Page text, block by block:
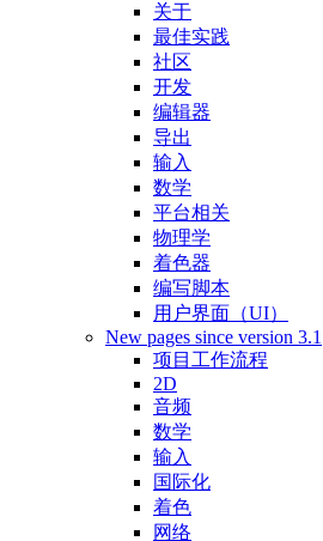
关于
最佳实践
社区
开发
编辑器
导出
输入
数学
平台相关
物理学
着色器
编写脚本
用户界面（UI）
New pages since version 3.1
项目工作流程
2D
音频
数学
输入
国际化
着色
网络